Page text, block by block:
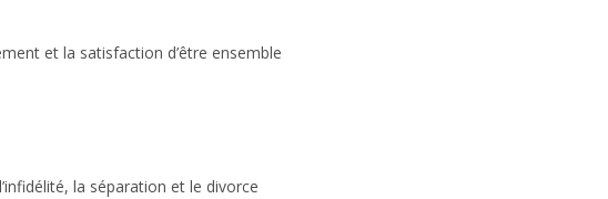
et la satisfaction d’être ensemble
la séparation et le divorce